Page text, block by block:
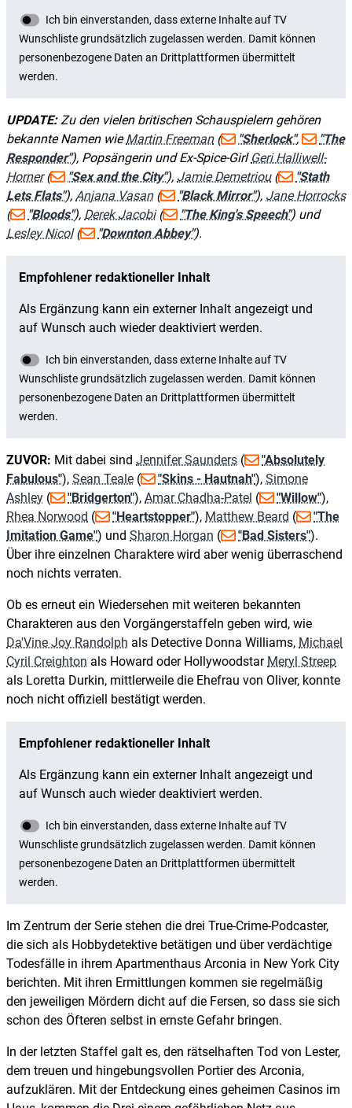
UPDATE:Zu den vielen britischen Schauspielern gehören
bekannte Namen wieMartin Freeman( "Sherlock",
"The
Responder"), Popsängerin und Ex-Spice-Girl Geri Halliwell-
Horner( "Sex and the City"), Jamie Demetriou(
"Stath
Lets Flats"), Anjana Vasan( "Black Mirror"), Jane Horrocks
(
"Bloods"), Derek Jacobi( "The King's Speech") und
Lesley Nicol( "Downton Abbey").
ZUVOR: Mit dabei sind Jennifer Saunders (
"Absolutely
Fabulous"), Sean Teale ( "Skins - Hautnah"), Simone
Ashley ( "Bridgerton"), Amar Chadha-Patel ( "Willow"),
Rhea Norwood ( "Heartstopper"), Matthew Beard (
"The
Imitation Game") und Sharon Horgan ( "Bad Sisters").
Über ihre einzelnen Charaktere wird aber wenig überraschend
noch nichts verraten.
Ob es erneut ein Wiedersehen mit weiteren bekannten
Charakteren aus den Vorgängerstaffeln geben wird, wie
Da'Vine Joy Randolph als Detective Donna Williams, Michael
Cyril Creighton als Howard oder Hollywoodstar Meryl Streep
als Loretta Durkin, mittlerweile die Ehefrau von Oliver, konnte
noch nicht offiziell bestätigt werden.
Im Zentrum der Serie stehen die drei True-Crime-Podcaster,
die sich als Hobbydetektive betätigen und über verdächtige
Todesfälle in ihrem Apartmenthaus Arconia in New York City
berichten. Mit ihren Ermittlungen kommen sie regelmäßig
den jeweiligen Mördern dicht auf die Fersen, so dass sie sich
schon des Öfteren selbst in ernste Gefahr bringen.
In der letzten Staffel galt es, den rätselhaften Tod von Lester,
dem treuen und hingebungsvollen Portier des Arconia,
aufzuklären. Mit der Entdeckung eines geheimen Casinos im